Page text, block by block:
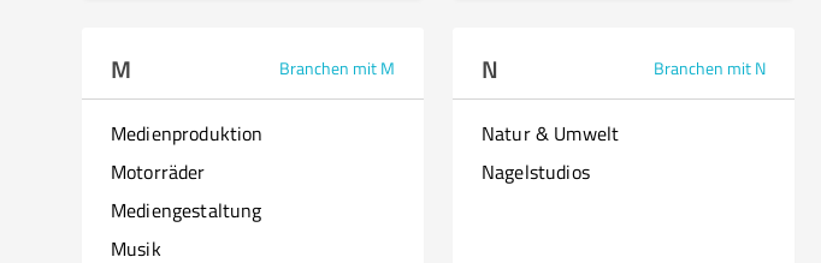
M Branchen mit M
Medienproduktion
Motorräder
Mediengestaltung
Musik
N Branchen mit N
Natur & Umwelt
Nagelstudios